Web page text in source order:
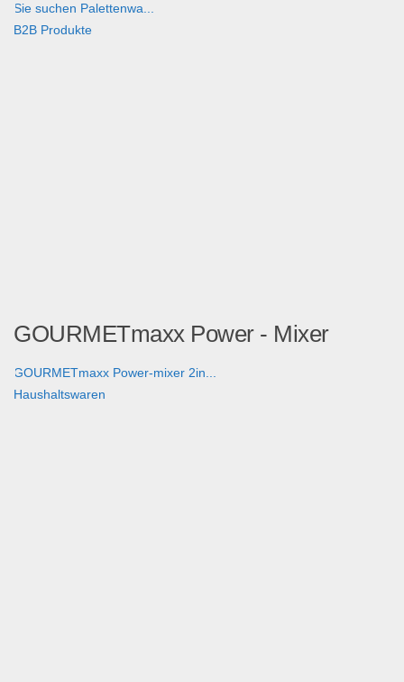
Sie suchen Palettenwa...
B2B Produkte
GOURMETmaxx Power - Mixer
GOURMETmaxx Power-mixer 2in...
Haushaltswaren